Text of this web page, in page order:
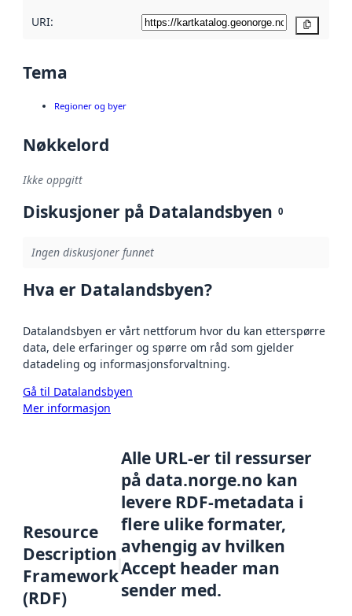
URI:
Tema
Regioner og byer
Nøkkelord
Ikke oppgitt
Diskusjoner på Datalandsbyen 0
Ingen diskusjoner funnet
Hva er Datalandsbyen?
Datalandsbyen er vårt nettforum hvor du kan etterspørre
data, dele erfaringer og spørre om råd som gjelder
datadeling og informasjonsforvaltning.
Gå til Datalandsbyen
Mer informasjon
Resource
Description
Framework
(RDF)
Alle URL-er til ressurser
på data.norge.no kan
levere RDF-metadata i
flere ulike formater,
avhengig av hvilken
Accept header man
sender med.